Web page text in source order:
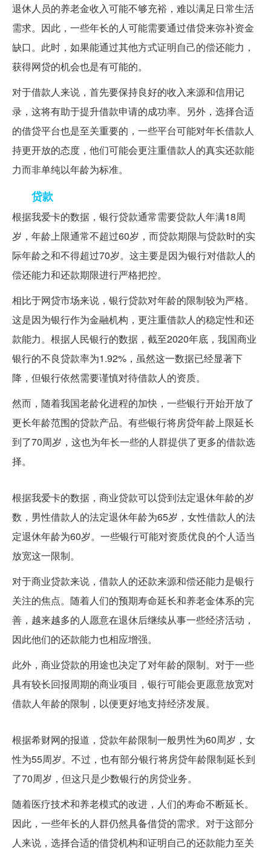
退休人员的养老金收入可能不够充裕，难以满足日常生活
需求。因此，一些年长的人可能需要通过借贷来弥补资金
缺口。此时，如果能通过其他方式证明自己的偿还能力，
获得网贷的机会也是有可能的。
对于借款人来说，首先要保持良好的收入来源和信用记
录，这将有助于提升借款申请的成功率。另外，选择合适
的借贷平台也是至关重要的，一些平台可能对年长借款人
持更开放的态度，他们可能会更注重借款人的真实还款能
力而非单纯以年龄为标准。
贷款
根据我爱卡的数据，银行贷款通常需要贷款人年满18周
岁，年龄上限通常不超过60岁，而贷款期限与贷款时的实
际年龄之和不得超过70岁。这主要是因为银行对借款人的
偿还能力和还款期限进行严格把控。
相比于网贷市场来说，银行贷款对年龄的限制较为严格。
这是因为银行作为金融机构，更注重借款人的稳定性和还
款能力。根据人民银行的数据，截至2020年底，我国商业
银行的不良贷款率为1.92%，虽然这一数据已经显著下
降，但银行依然需要谨慎对待借款人的资质。
然而，随着我国老龄化进程的加快，一些银行开始开放了
更长年龄范围的贷款产品。有些银行将房贷年龄上限延长
到了70周岁，这也为年长一些的人群提供了更多的借款选
择。
根据我爱卡的数据，商业贷款可以贷到法定退休年龄的岁
数，男性借款人的法定退休年龄为65岁，女性借款人的法
定退休年龄为60岁。一些银行可能对资质优良的个人适当
放宽这一限制。
对于商业贷款来说，借款人的还款来源和偿还能力是银行
关注的焦点。随着人们的预期寿命延长和养老金体系的完
善，越来越多的人愿意在退休后继续从事一些经济活动，
因此他们的还款能力也相应增强。
此外，商业贷款的用途也决定了对年龄的限制。对于一些
具有较长回报周期的商业项目，银行可能会更愿意放宽对
借款人年龄的限制，以便更好地支持经济发展。
根据希财网的报道，贷款年龄限制一般男性为60周岁，女
性为55周岁。不过，也有部分银行将房贷年龄限制延长到
了70周岁，但这只是少数银行的房贷业务。
随着医疗技术和养老模式的改进，人们的寿命不断延长。
因此，一些年长的人群仍然具备借贷的需求。对于这部分
人来说，选择合适的借贷机构和证明自己的还款能力至关